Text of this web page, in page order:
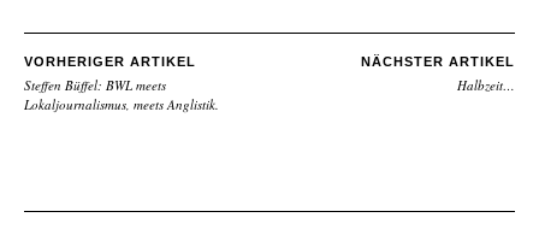
VORHERIGER ARTIKEL
Steffen Büffel: BWL meets
Lokaljournalismus, meets Anglistik.
NÄCHSTER ARTIKEL
Halbzeit…